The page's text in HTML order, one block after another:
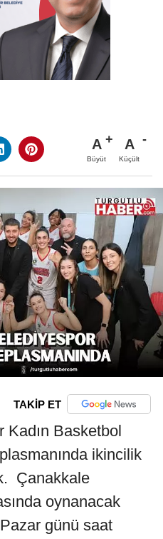
A
Büyüt
A
Küçült
TAKİP ET
Kadın Basketbol
ikincilik
Çanakkale
oynanacak
günü saat